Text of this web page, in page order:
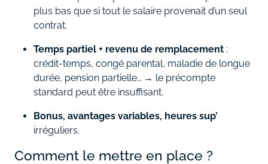
plus bas que si tout le salaire provenait d’un seul
contrat.
Temps partiel + revenu de remplacement :
crédit‑temps, congé parental, maladie de longue
durée, pension partielle… → le précompte
standard peut être insuffisant.
Bonus, avantages variables, heures sup’
irréguliers.
Comment le mettre en place ?